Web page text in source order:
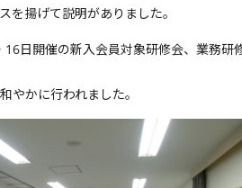
を揚げて説明がありました。
日開催の新入会員対象研修会、業務研
やかに行われました。